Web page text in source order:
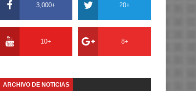
3,000+ 20+
10+ 8+
ARCHIVO DE NOTICIAS